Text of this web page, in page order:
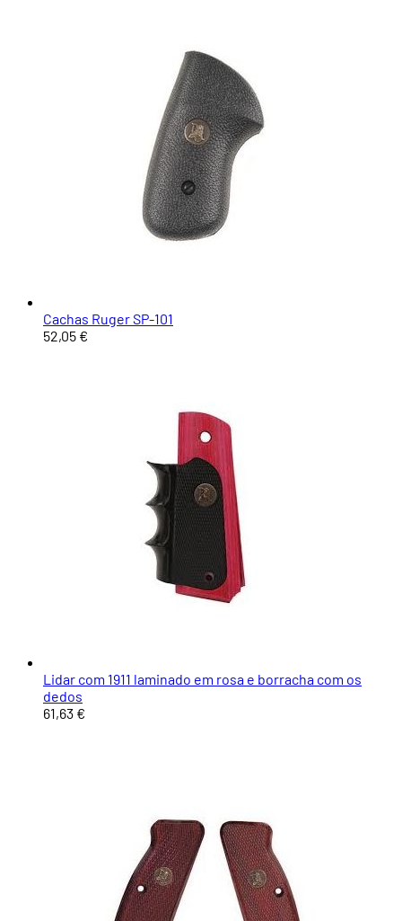
Cachas Ruger SP-101
52,05 €
Lidar com 1911 laminado em rosa e borracha com os
dedos
61,63 €